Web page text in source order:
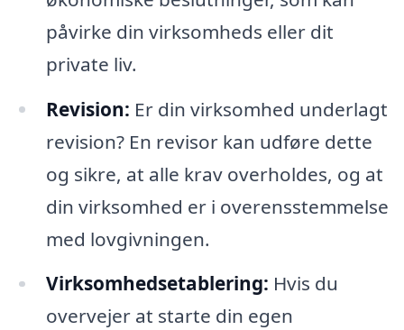
påvirke din virksomheds eller dit
private liv.
Revision: Er din virksomhed underlagt
revision? En revisor kan udføre dette
og sikre, at alle krav overholdes, og at
din virksomhed er i overensstemmelse
med lovgivningen.
Virksomhedsetablering: Hvis du
overvejer at starte din egen